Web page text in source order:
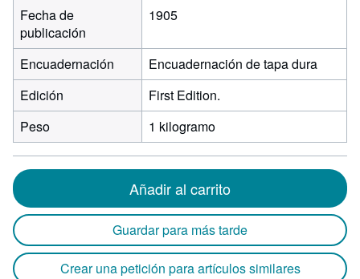
Fecha de
publicación
1905
Encuadernación
Encuadernación de tapa dura
Edición
First Edition.
Peso
1 kilogramo
Añadir al carrito
Guardar para más tarde
Crear una petición para artículos similares